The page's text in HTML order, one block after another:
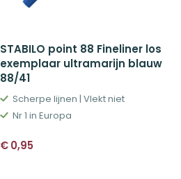
STABILO point 88 Fineliner los
exemplaar ultramarijn blauw
88/41
Scherpe lijnen | Vlekt niet
Nr 1 in Europa
€0,95